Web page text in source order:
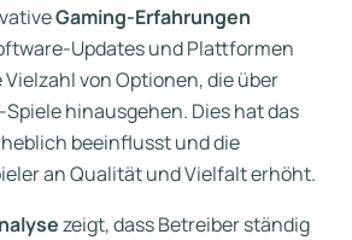
Gaming-Erfahrungen
Updates und Plattformen
von Optionen, die über
hinausgehen. Dies hat das
beeinflusst und die
an Qualität und Vielfalt erhöht.
zeigt, dass Betreiber ständig